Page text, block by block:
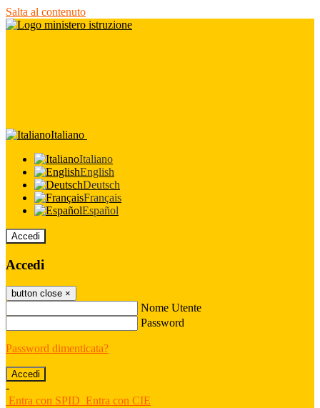
Salta al contenuto
Italiano
Italiano
English
Deutsch
Français
Español
Accedi
Accedi
button close ×
Nome Utente
Password
Password dimenticata?
-
Entra con SPID Entra con CIE